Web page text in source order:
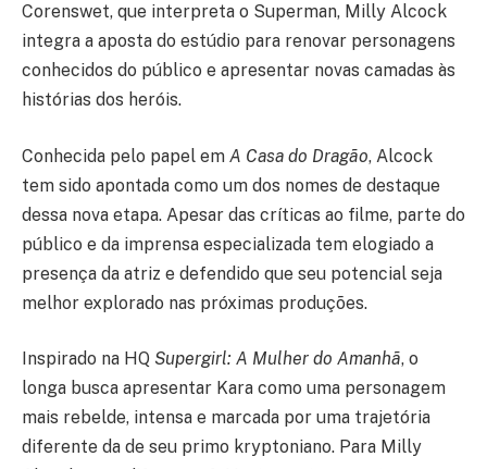
Corenswet, que interpreta o Superman, Milly Alcock
integra a aposta do estúdio para renovar personagens
conhecidos do público e apresentar novas camadas às
histórias dos heróis.
Conhecida pelo papel em A Casa do Dragão, Alcock
tem sido apontada como um dos nomes de destaque
dessa nova etapa. Apesar das críticas ao filme, parte do
público e da imprensa especializada tem elogiado a
presença da atriz e defendido que seu potencial seja
melhor explorado nas próximas produções.
Inspirado na HQ Supergirl: A Mulher do Amanhã, o
longa busca apresentar Kara como uma personagem
mais rebelde, intensa e marcada por uma trajetória
diferente da de seu primo kryptoniano. Para Milly